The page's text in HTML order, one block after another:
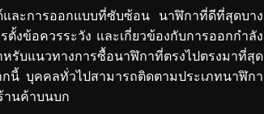
ละการออกแบบที่ซับซ้อน นาฬิกาที่ดีที่สุดบาง
งข้อควรระวัง และเกี่ยวข้องกับการออกกำลัง
รับแนวทางการซื้อนาฬิกาที่ตรงไปตรงมาที่สุด
นี้ บุคคลทั่วไปสามารถติดตามประเภทนาฬิกา
านค้าบนบก